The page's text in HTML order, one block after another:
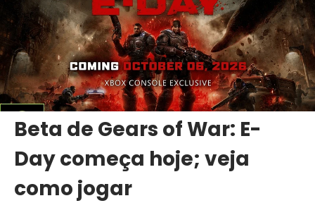
Beta de Gears of War: E-
Day começa hoje; veja
como jogar